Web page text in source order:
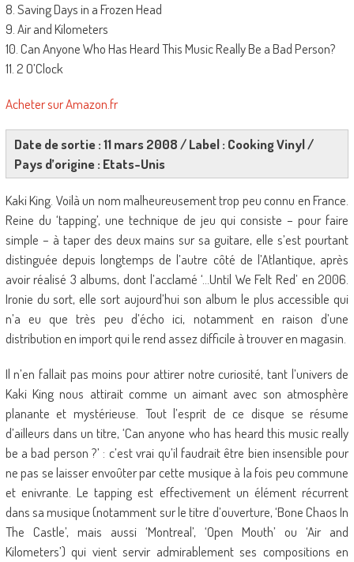
8. Saving Days in a Frozen Head
9. Air and Kilometers
10. Can Anyone Who Has Heard This Music Really Be a Bad Person?
11. 2 O’Clock
Acheter sur Amazon.fr
Date de sortie : 11 mars 2008 / Label : Cooking Vinyl /
Pays d’origine : Etats-Unis
Kaki King. Voilà un nom malheureusement trop peu connu en France.
Reine du ‘tapping’, une technique de jeu qui consiste – pour faire
simple – à taper des deux mains sur sa guitare, elle s’est pourtant
distinguée depuis longtemps de l’autre côté de l’Atlantique, après
avoir réalisé 3 albums, dont l’acclamé ‘…Until We Felt Red’ en 2006.
Ironie du sort, elle sort aujourd’hui son album le plus accessible qui
n’a eu que très peu d’écho ici, notamment en raison d’une
distribution en import qui le rend assez difficile à trouver en magasin.
Il n’en fallait pas moins pour attirer notre curiosité, tant l’univers de
Kaki King nous attirait comme un aimant avec son atmosphère
planante et mystérieuse. Tout l’esprit de ce disque se résume
d’ailleurs dans un titre, ‘Can anyone who has heard this music really
be a bad person ?’ : c’est vrai qu’il faudrait être bien insensible pour
ne pas se laisser envoûter par cette musique à la fois peu commune
et enivrante. Le tapping est effectivement un élément récurrent
dans sa musique (notamment sur le titre d’ouverture, ‘Bone Chaos In
The Castle’, mais aussi ‘Montreal’, ‘Open Mouth’ ou ‘Air and
Kilometers’) qui vient servir admirablement ses compositions en